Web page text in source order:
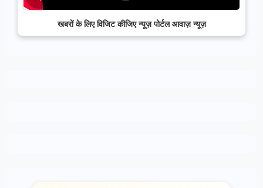
खबरों के लिए विजिट कीजिए न्यूज़ पोर्टल आवाज़ न्यूज़